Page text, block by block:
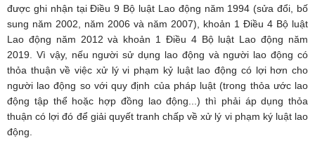
được ghi nhận tại Điều 9 Bộ luật Lao động năm 1994 (sửa đổi, bố
sung năm 2002, năm 2006 và năm 2007), khoản 1 Điều 4 Bộ luật
Lao động năm 2012 và khoản 1 Điều 4 Bộ luật Lao động năm
2019. Vì vậy, nếu người sử dụng lao động và người lao động có
thỏa thuận về việc xử lý vi phạm kỷ luật lao động có lợi hơn cho
người lao động so với quy định của pháp luật (trong thỏa ước lao
động tập thể hoặc hợp đồng lao động...) thì phải áp dụng thỏa
thuận có lợi đó để giải quyết tranh chấp về xử lý vi phạm ký luật lao
động.